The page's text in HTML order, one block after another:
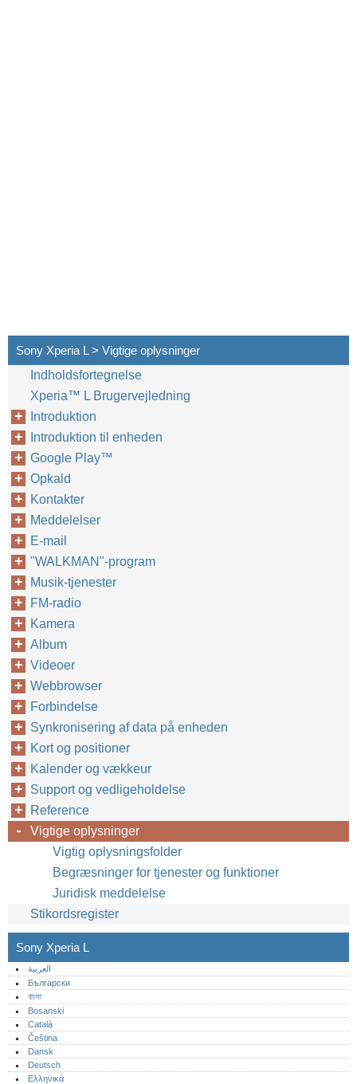
Sony Xperia L > Vigtige oplysninger
Indholdsfortegnelse
Xperia™‎ L Brugervejledning
Introduktion
Introduktion til enheden
Google Play™‎
Opkald
Kontakter
Meddelelser
E-mail
"WALKMAN"-program
Musik-tjenester
FM-radio
Kamera
Album
Videoer
Webbrowser
Forbindelse
Synkronisering af data på enheden
Kort og positioner
Kalender og vækkeur
Support og vedligeholdelse
Reference
Vigtige oplysninger
Vigtig oplysningsfolder
Begræsninger for tjenester og funktioner
Juridisk meddelelse
Stikordsregister
Sony Xperia L
العربية
Български
বাংলা
Bosanski
Català
Čeština
Dansk
Deutsch
Ελληνικά